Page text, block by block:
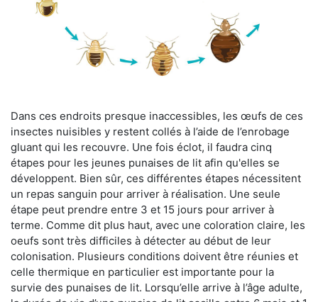
Dans ces endroits presque inaccessibles, les œufs de ces
insectes nuisibles y restent collés à l’aide de l’enrobage
gluant qui les recouvre. Une fois éclot, il faudra cinq
étapes pour les jeunes punaises de lit afin qu'elles se
développent. Bien sûr, ces différentes étapes nécessitent
un repas sanguin pour arriver à réalisation. Une seule
étape peut prendre entre 3 et 15 jours pour arriver à
terme. Comme dit plus haut, avec une coloration claire, les
oeufs sont très difficiles à détecter au début de leur
colonisation. Plusieurs conditions doivent être réunies et
celle thermique en particulier est importante pour la
survie des punaises de lit. Lorsqu’elle arrive à l’âge adulte,